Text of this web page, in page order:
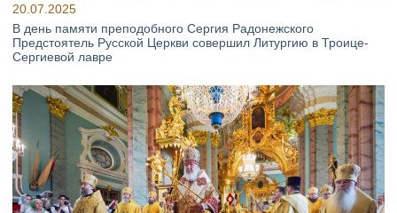
20.07.2025
В день памяти преподобного Сергия Радонежского
Предстоятель Русской Церкви совершил Литургию в Троице-
Сергиевой лавре